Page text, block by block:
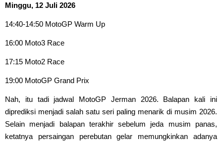
Minggu, 12 Juli 2026
14:40-14:50 MotoGP Warm Up
16:00 Moto3 Race
17:15 Moto2 Race
19:00 MotoGP Grand Prix
Nah, itu tadi jadwal MotoGP Jerman 2026. Balapan kali ini
diprediksi menjadi salah satu seri paling menarik di musim 2026.
Selain menjadi balapan terakhir sebelum jeda musim panas,
ketatnya persaingan perebutan gelar memungkinkan adanya